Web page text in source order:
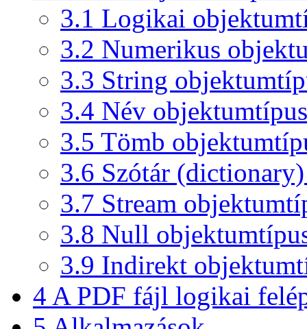
3.1 Logikai
3.2 Numerikus
3.3 String
3.4 Név objektumtípus
3.5 Tömb
3.6 Szótár
3.7 Stream
3.8 Null
3.9 Indirekt
4 A PDF fájl logikai